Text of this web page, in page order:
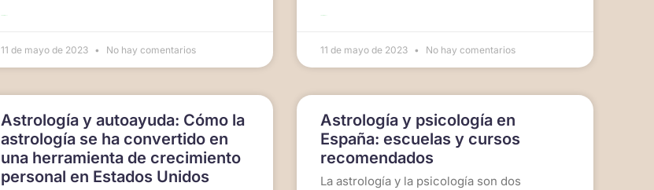
11 de mayo de 2023 No hay comentarios 11 de mayo de 2023 No hay comentarios
Astrología y autoayuda: Cómo la
astrología se ha convertido en
una herramienta de crecimiento
personal en Estados Unidos
Astrología y psicología en
España: escuelas y cursos
recomendados
La astrología y la psicología son dos